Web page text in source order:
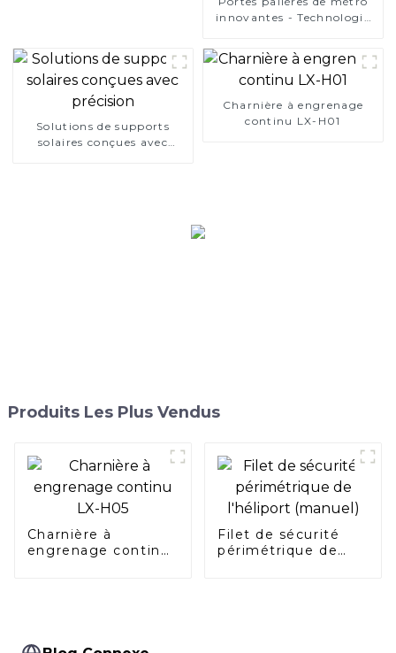
innovantes - Technologie
Solutions de supports
solaires conçues avec
Charnière à engrenage
continu LX-H01
Produits Les Plus Vendus
Charnière à
engrenage continu
Filet de sécurité
périmétrique de